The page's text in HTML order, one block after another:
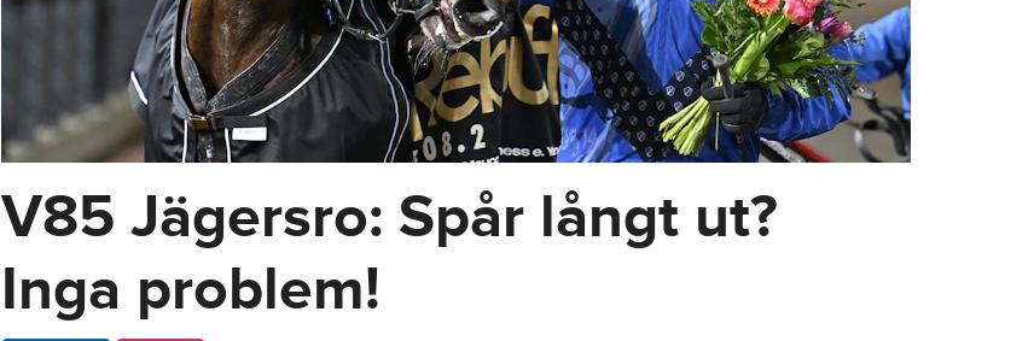
V85 Jägersro: Spår långt ut?
Inga problem!